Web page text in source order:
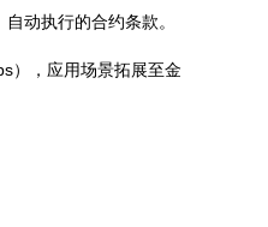
动执行的合约条款。
），应用场景拓展至金